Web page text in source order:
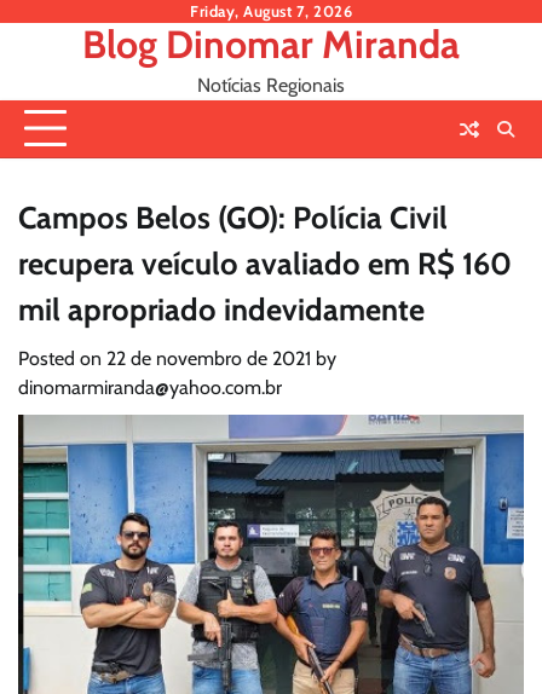
Friday, August 7, 2026
Blog Dinomar Miranda
Notícias Regionais
Campos Belos (GO): Polícia Civil
recupera veículo avaliado em R$ 160
mil apropriado indevidamente
Posted on 22 de novembro de 2021 by
dinomarmiranda@yahoo.com.br